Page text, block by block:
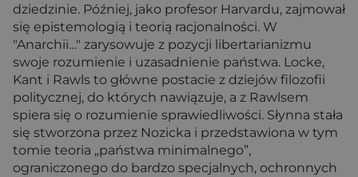
dziedzinie. Później, jako profesor Harvardu, zajmował
się epistemologią i teorią racjonalności. W
"Anarchii…" zarysowuje z pozycji libertarianizmu
swoje rozumienie i uzasadnienie państwa. Locke,
Kant i Rawls to główne postacie z dziejów filozofii
politycznej, do których nawiązuje, a z Rawlsem
spiera się o rozumienie sprawiedliwości. Słynna stała
się stworzona przez Nozicka i przedstawiona w tym
tomie teoria „państwa minimalnego”,
ograniczonego do bardzo specjalnych, ochronnych